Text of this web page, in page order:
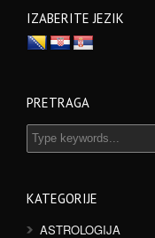
IZABERITE JEZIK
PRETRAGA
KATEGORIJE
ASTROLOGIJA